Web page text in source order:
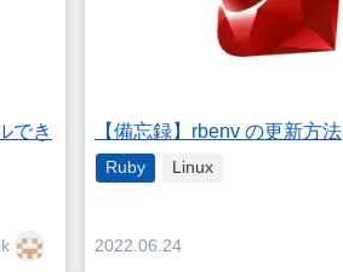
でき
【備忘録】rbenv の更新方法
Ruby Linux
2022.06.24